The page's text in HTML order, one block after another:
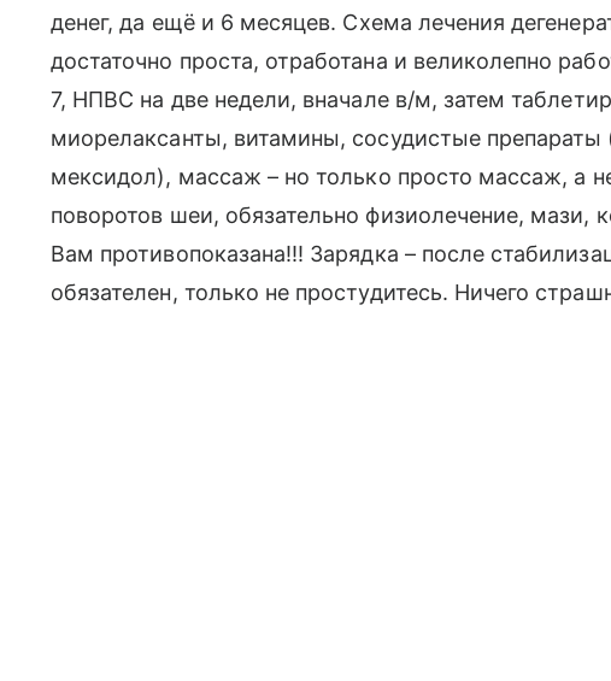
денег, да ещё и 6 месяцев. Схема лечения
достаточно проста, отработана и великолепно
7, НПВС на две недели, вначале в/м, затем
миорелаксанты, витамины, сосудистые препараты
мексидол), массаж – но только просто массаж, а
поворотов шеи, обязательно физиолечение, мази,
Вам противопоказана!!! Зарядка – после
обязателен, только не простудитесь. Ничего